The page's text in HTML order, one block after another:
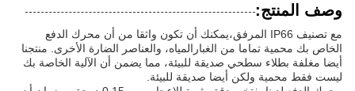
وصف المنتج:
مع تصنيف IP66 المرفق،يمكنك أن تكون واثقا من أن محرك الدفع
الخاص بك محمية تماما من الغبارالمياه، والعناصر الضارة الأخرى. منتجنا
أيضا مغلفة بطلاء سطحي صديقة للبيئة، مما يضمن أن الآلية الخاصة بك
ليست فقط محمية ولكن أيضا صديقة للبيئة.